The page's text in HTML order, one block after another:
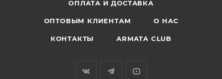
ОПЛАТА И ДОСТАВКА
ОПТОВЫМ КЛИЕНТАМ О НАС
КОНТАКТЫ ARMATA CLUB